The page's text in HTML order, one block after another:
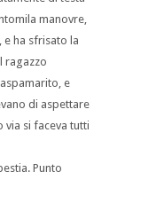
manovre,
e ha sfrisato la
ragazzo
e
di aspettare
via si faceva tutti
Punto